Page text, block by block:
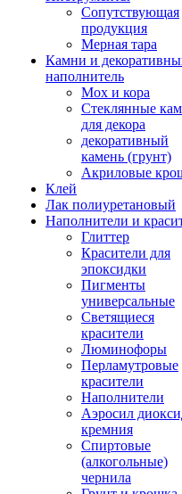
Сопутствующая
продукция
Мерная тара
Камни и
наполнитель
Мох и кора
Стеклянные
для декора
декоративный
камень (грунт)
Акриловые
Клей
Лак полиуретановый
Наполнители и
Глиттер
Красители для
эпоксидки
Пигменты
универсальные
Светящиеся
красители
Люминофоры
Перламутровые
красители
Наполнители
Аэросил
кремния
Спиртовые
(алкогольные)
чернила